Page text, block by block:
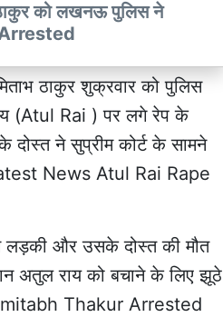
ठाकुर को लखनऊ पुलिस ने
Arrested
ठाकुर शुक्रवार को पुलिस
(Atul Rai ) पर लगे रेप के
ने सुप्रीम कोर्ट के सामने
News Atul Rai Rape
लड़की और उसके दोस्त की मौत
अतुल राय को बचाने के लिए झूठे
Thakur Arrested